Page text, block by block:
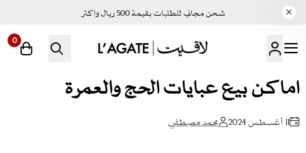
شحن مجاني للطلبات بقيمة 500 ريال واكثر
لاقيت | LAGATE
0
اماكن بيع عبايات الحج والعمرة
11 أغسطس 2024 محمد مصطفي